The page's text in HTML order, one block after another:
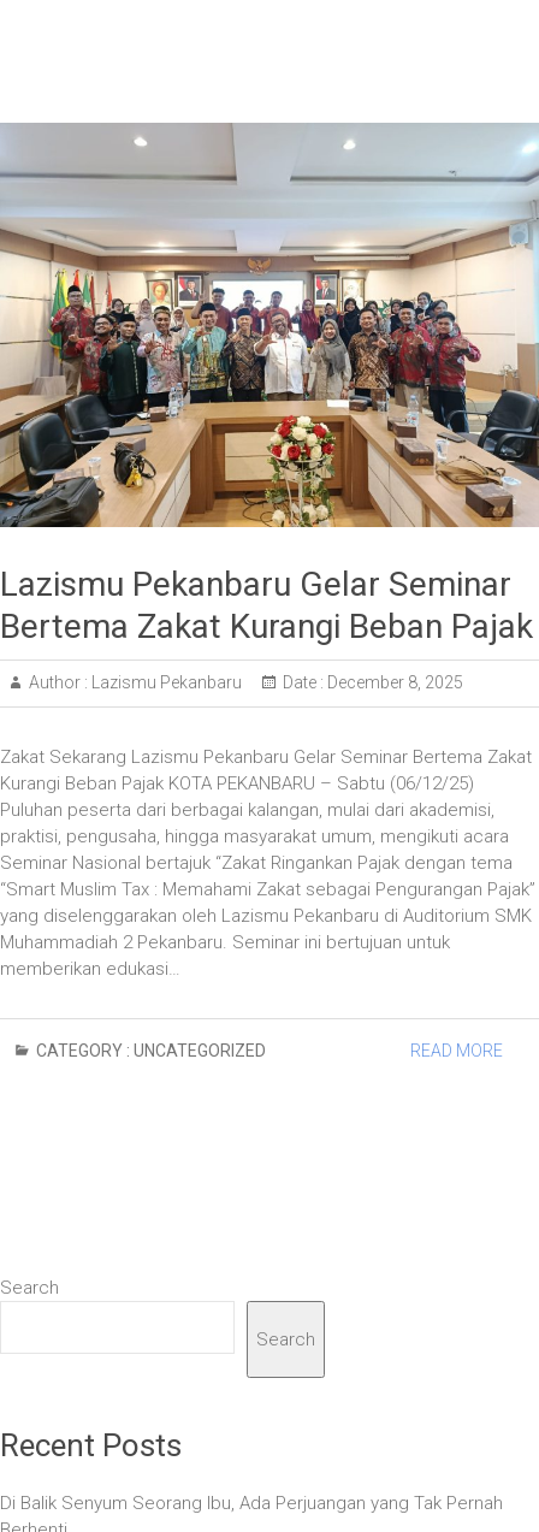
Lazismu Pekanbaru Gelar Seminar
Bertema Zakat Kurangi Beban Pajak
Author : Lazismu Pekanbaru Date : December 8, 2025
Zakat Sekarang Lazismu Pekanbaru Gelar Seminar Bertema Zakat
Kurangi Beban Pajak KOTA PEKANBARU – Sabtu (06/12/25)
Puluhan peserta dari berbagai kalangan, mulai dari akademisi,
praktisi, pengusaha, hingga masyarakat umum, mengikuti acara
Seminar Nasional bertajuk “Zakat Ringankan Pajak dengan tema
“Smart Muslim Tax : Memahami Zakat sebagai Pengurangan Pajak”
yang diselenggarakan oleh Lazismu Pekanbaru di Auditorium SMK
Muhammadiah 2 Pekanbaru. Seminar ini bertujuan untuk
memberikan edukasi…
CATEGORY : UNCATEGORIZED READ MORE
Search
Search
Recent Posts
Di Balik Senyum Seorang Ibu, Ada Perjuangan yang Tak Pernah